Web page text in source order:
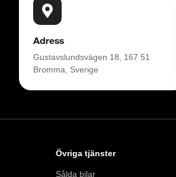
återförsäljare av
Våra bilar är leveransklara och kan
00 för mer information!
kostnadsfria chaufförsservice och gör
din bil hemma hos dig inom 24h, oavsett
Adress
Gustavslundsvägen 18, 167 51
Bromma, Sverige
Övriga tjänster
Sålda bilar